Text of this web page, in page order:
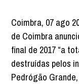
Coimbra, 07 ago
de Coimbra
final de 2017 “a
destruídas pelos
Pedrógão